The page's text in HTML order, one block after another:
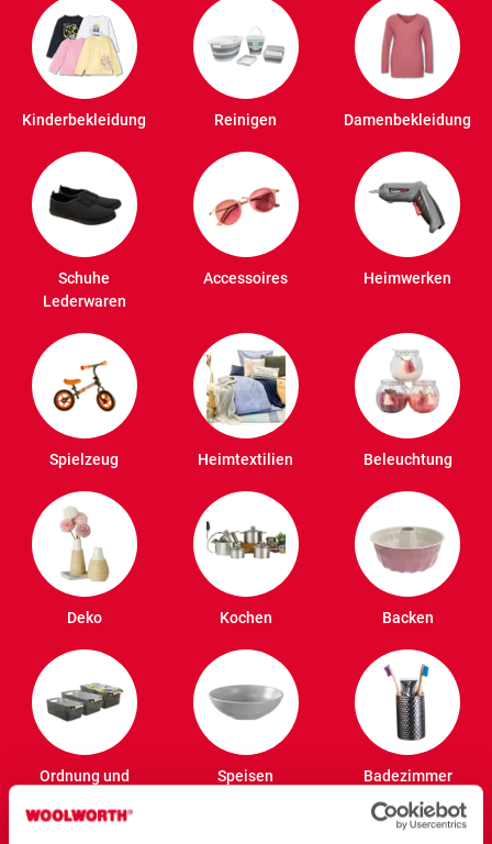
Kinderbekleidung Reinigen Damenbekleidung
Schuhe
Lederwaren
Accessoires Heimwerken
Spielzeug Heimtextilien Beleuchtung
Deko Kochen Backen
Ordnung und
Speisen Badezimmer